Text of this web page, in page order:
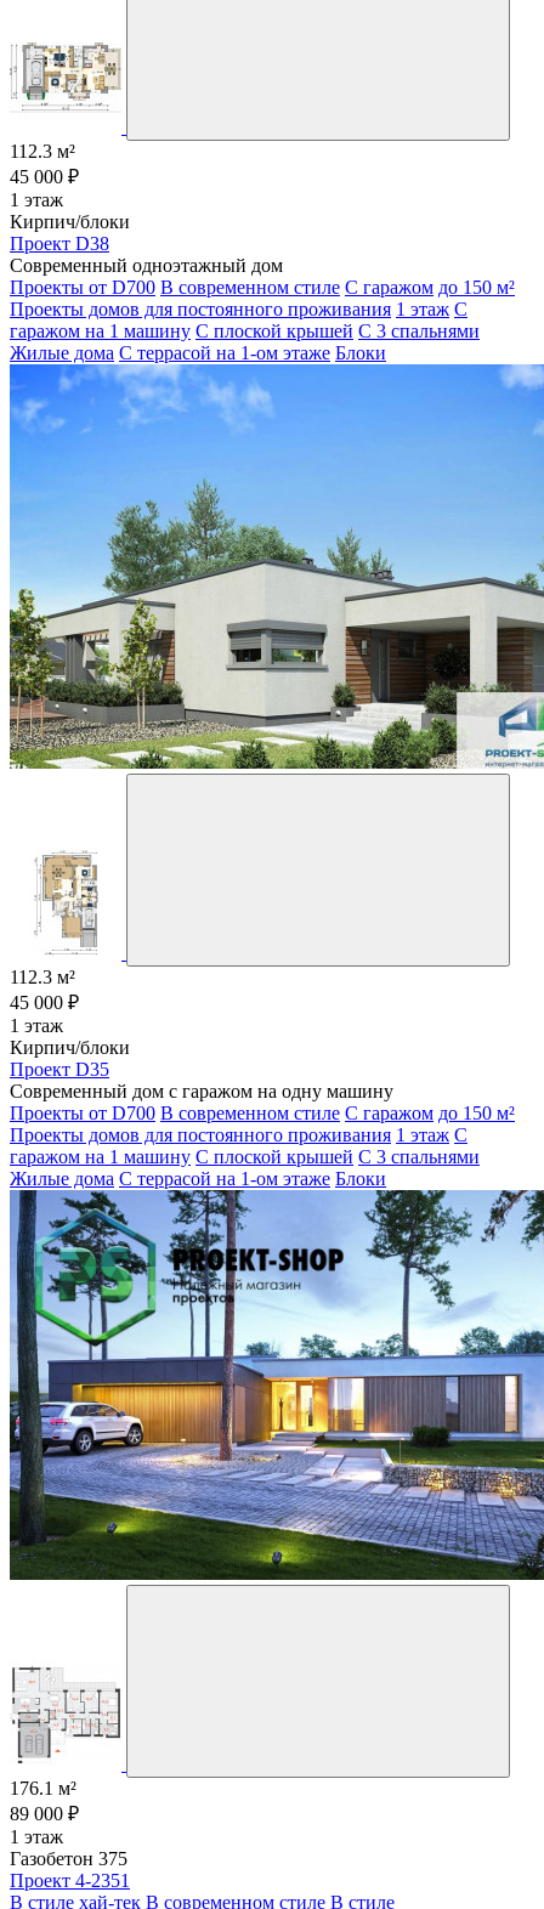
112.3 м²
45 000 ₽
1 этаж
Кирпич/блоки
Проект D38
Современный одноэтажный дом
Проекты от D700 В современном стиле С гаражом до 150 м²
Проекты домов для постоянного проживания 1 этаж С
гаражом на 1 машину С плоской крышей С 3 спальнями
Жилые дома С террасой на 1-ом этаже Блоки
112.3 м²
45 000 ₽
1 этаж
Кирпич/блоки
Проект D35
Современный дом с гаражом на одну машину
Проекты от D700 В современном стиле С гаражом до 150 м²
Проекты домов для постоянного проживания 1 этаж С
гаражом на 1 машину С плоской крышей С 3 спальнями
Жилые дома С террасой на 1-ом этаже Блоки
176.1 м²
89 000 ₽
1 этаж
Газобетон 375
Проект 4-2351
В стиле хай-тек В современном стиле В стиле